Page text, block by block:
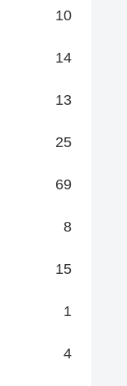
10
14
13
25
69
8
15
1
4